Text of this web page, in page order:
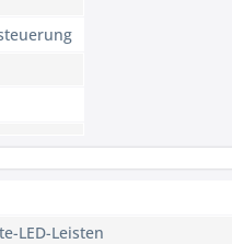
LED-Leisten